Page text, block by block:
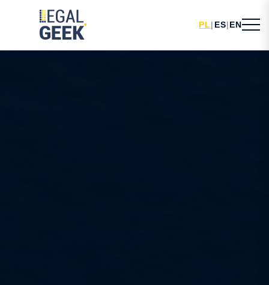
PL | ES| EN